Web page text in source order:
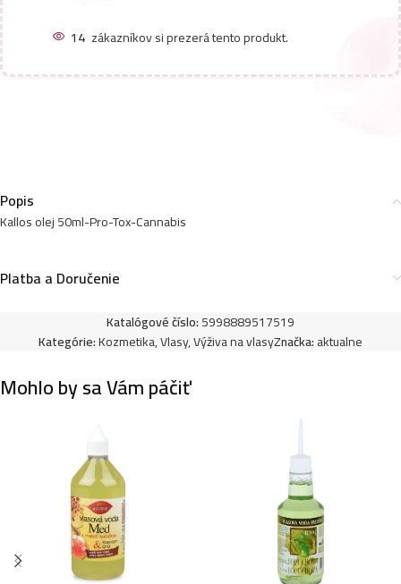
3,99€
14 zákazníkov si prezerá tento produkt.
Popis
Kallos olej 50ml-Pro-Tox-Cannabis
Platba a Doručenie
Katalógové číslo:5998889517519
Kategórie:Kozmetika,Vlasy,Výživa na vlasyZnačka:aktualne
Mohlo by sa Vám páčiť